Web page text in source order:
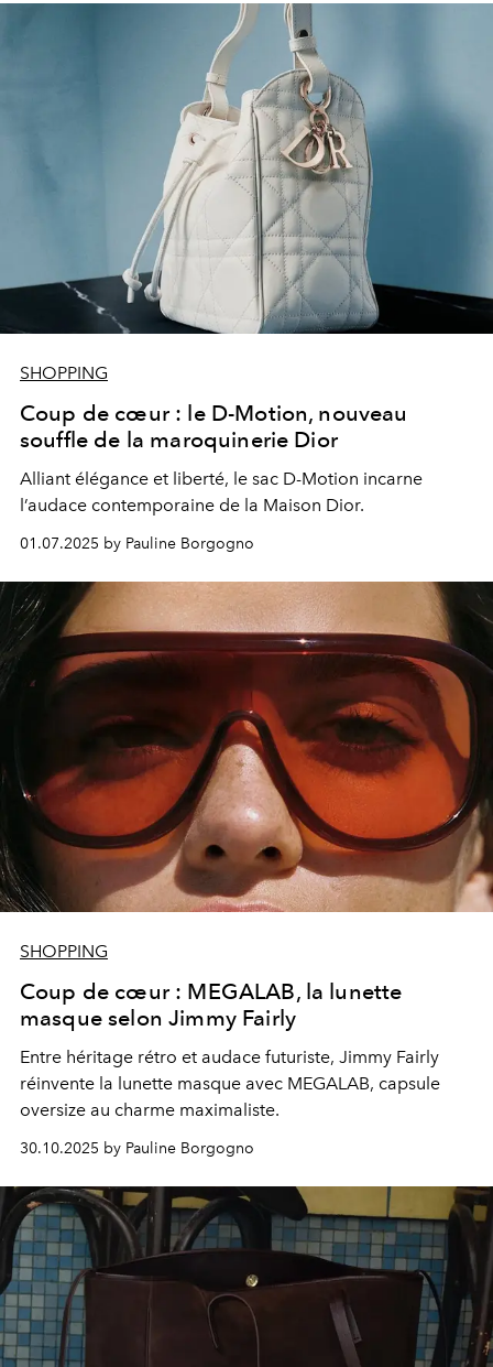
SHOPPING
Coup de cœur : le D-Motion, nouveau
souffle de la maroquinerie Dior
Alliant élégance et liberté, le sac D-Motion incarne
l’audace contemporaine de la Maison Dior.
01.07.2025 by Pauline Borgogno
SHOPPING
Coup de cœur : MEGALAB, la lunette
masque selon Jimmy Fairly
Entre héritage rétro et audace futuriste, Jimmy Fairly
réinvente la lunette masque avec MEGALAB, capsule
oversize au charme maximaliste.
30.10.2025 by Pauline Borgogno